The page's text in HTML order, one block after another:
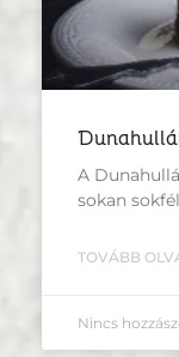
A
sokan
TOVÁBB
Nincs